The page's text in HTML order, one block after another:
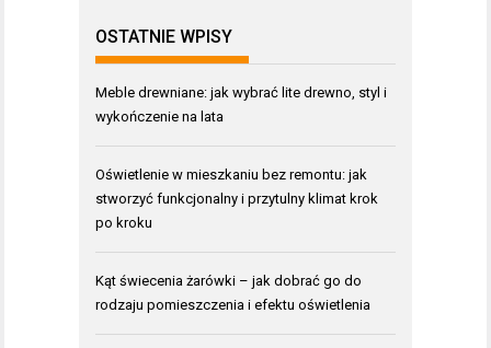
OSTATNIE WPISY
Meble drewniane: jak wybrać lite drewno, styl i
wykończenie na lata
Oświetlenie w mieszkaniu bez remontu: jak
stworzyć funkcjonalny i przytulny klimat krok
po kroku
Kąt świecenia żarówki – jak dobrać go do
rodzaju pomieszczenia i efektu oświetlenia